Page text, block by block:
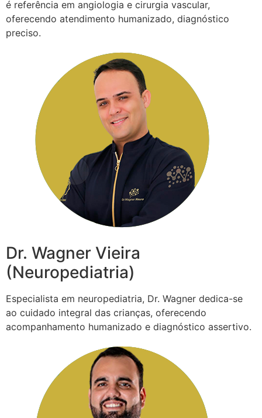
é referência em angiologia e cirurgia vascular,
oferecendo atendimento humanizado, diagnóstico
preciso.
Dr. Wagner Vieira
(Neuropediatria)
Especialista em neuropediatria, Dr. Wagner dedica-se
ao cuidado integral das crianças, oferecendo
acompanhamento humanizado e diagnóstico assertivo.